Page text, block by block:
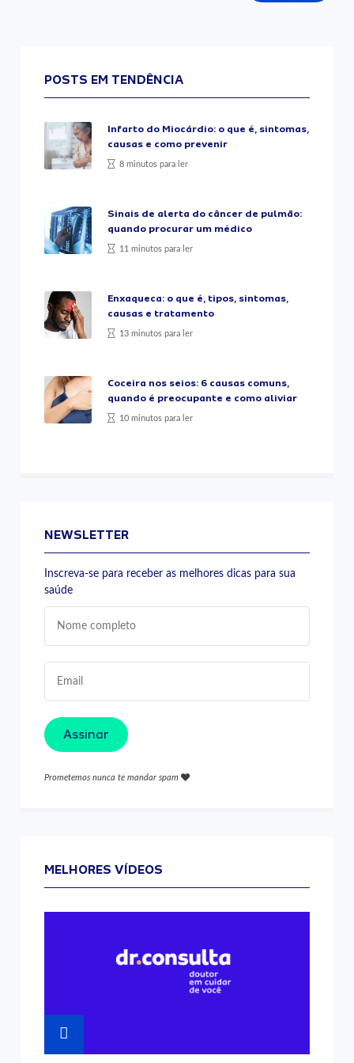
POSTS EM TENDÊNCIA
Infarto do Miocárdio: o que é, sintomas,
causas e como prevenir
8 minutos para ler
Sinais de alerta do câncer de pulmão:
quando procurar um médico
11 minutos para ler
Enxaqueca: o que é, tipos, sintomas,
causas e tratamento
13 minutos para ler
Coceira nos seios: 6 causas comuns,
quando é preocupante e como aliviar
10 minutos para ler
NEWSLETTER
Inscreva-se para receber as melhores dicas para sua
saúde
Assinar
Prometemos nunca te mandar spam
MELHORES VÍDEOS